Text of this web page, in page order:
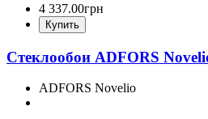
4 337.00грн
Купить
Стеклообои ADFORS
ADFORS Novelio